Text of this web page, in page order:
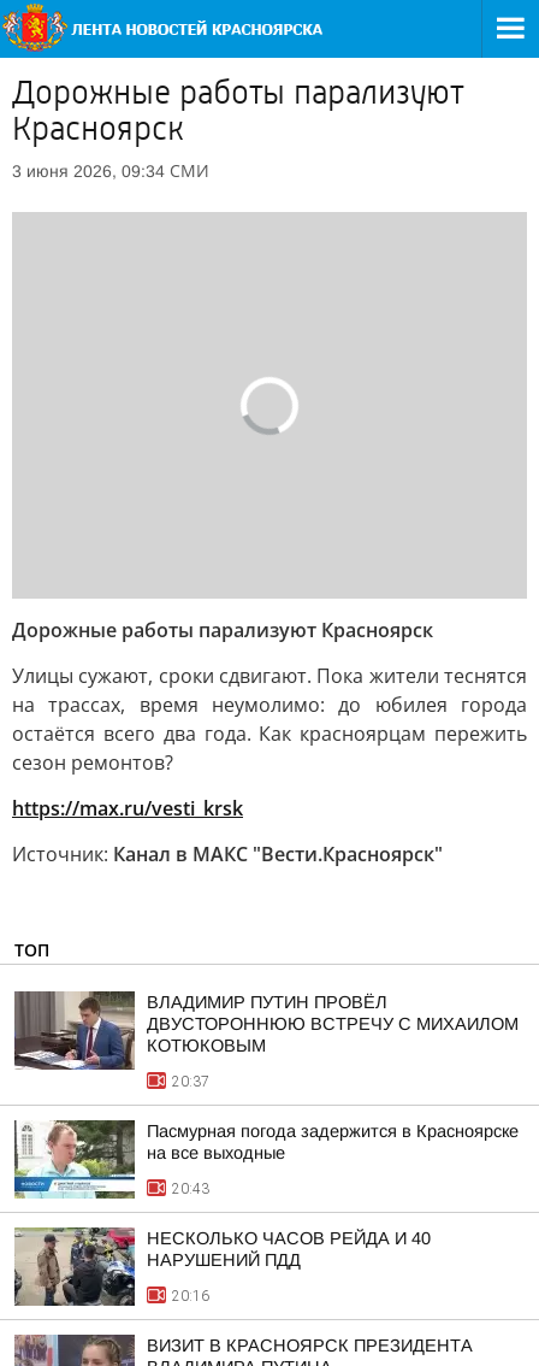
Дорожные работы парализуют
Красноярск
3 июня 2026, 09:34 СМИ
Дорожные работы парализуют Красноярск
Улицы сужают, сроки сдвигают. Пока жители теснятся
на трассах, время неумолимо: до юбилея города
остаётся всего два года. Как красноярцам пережить
сезон ремонтов?
https://max.ru/vesti_krsk
Источник: Канал в МАКС "Вести.Красноярск"
ТОП
ВЛАДИМИР ПУТИН ПРОВЁЛ
ДВУСТОРОННЮЮ ВСТРЕЧУ С МИХАИЛОМ
КОТЮКОВЫМ
20:37
Пасмурная погода задержится в Красноярске
на все выходные
20:43
НЕСКОЛЬКО ЧАСОВ РЕЙДА И 40
НАРУШЕНИЙ ПДД
20:16
ВИЗИТ В КРАСНОЯРСК ПРЕЗИДЕНТА